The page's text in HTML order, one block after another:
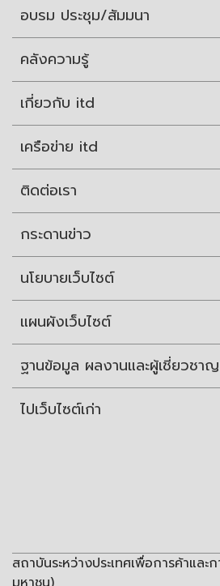
อบรม ประชุม/สัมมนา
คลังความรู้
เกี่ยวกับ itd
เครือข่าย itd
ติดต่อเรา
กระดานข่าว
นโยบายเว็บไซต์
แผนผังเว็บไซต์
ฐานข้อมูล ผลงานและผู้เชี่ยวชาญ
ไปเว็บไซต์เก่า
สถาบันระหว่างประเทศเพื่อการค้าแล